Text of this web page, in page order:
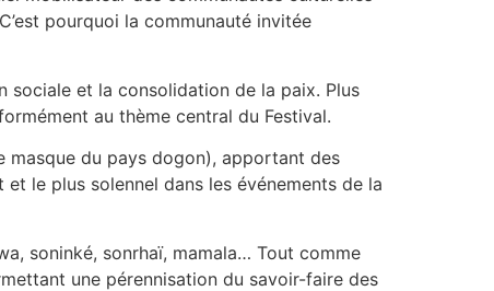
pourquoi la communauté invitée
sociale et la consolidation de la paix. Plus
au thème central du Festival.
masque du pays dogon), apportant des
le plus solennel dans les événements de la
soninké, sonrhaï, mamala… Tout comme
une pérennisation du savoir-faire des